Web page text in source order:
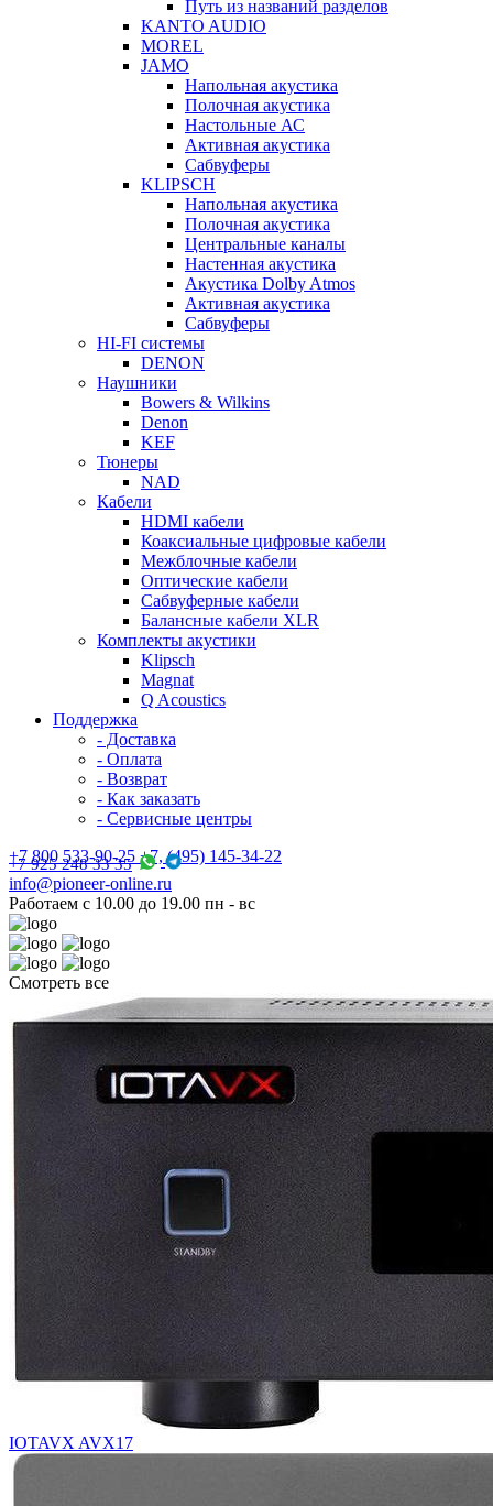
Путь из названий разделов
KANTO AUDIO
MOREL
JAMO
Напольная акустика
Полочная акустика
Настольные АС
Активная акустика
Сабвуферы
KLIPSCH
Напольная акустика
Полочная акустика
Центральные каналы
Настенная акустика
Акустика Dolby Atmos
Активная акустика
Сабвуферы
HI-FI системы
DENON
Наушники
Bowers & Wilkins
Denon
KEF
Тюнеры
NAD
Кабели
HDMI кабели
Коаксиальные цифровые кабели
Межблочные кабели
Оптические кабели
Сабвуферные кабели
Балансные кабели XLR
Комплекты акустики
Klipsch
Magnat
Q Acoustics
Поддержка
- Доставка
- Оплата
- Возврат
- Как заказать
- Сервисные центры
+7 800 533-90-25 +7, (495) 145-34-22
+7 925 248 33 35
info@pioneer-online.ru
Работаем с 10.00 до 19.00 пн - вс
Смотреть все
IOTAVX AVX17